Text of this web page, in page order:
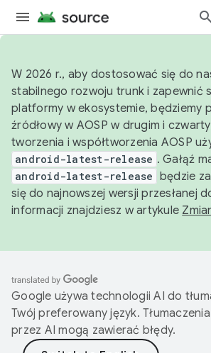
W 2026 r., aby dostosować się do
stabilnego rozwoju trunk i zapewnić
platformy w ekosystemie, będziemy
źródłowy w AOSP w drugim i
tworzenia i współtworzenia AOSP
android-latest-release . Gałąź
android-latest-release będzie
się do najnowszej wersji przesłanej
informacji znajdziesz w artykule
Google używa technologii AI do
Twój preferowany język.
przez AI mogą zawierać błędy.